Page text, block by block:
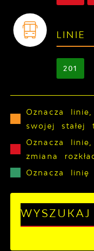
LINIE
201
Oznacza
swojej stałej
Oznacza
zmiana
Oznacza linię
WYSZUKAJ